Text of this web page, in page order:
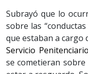
Subrayó que lo
sobre las
que estaban a cargo
Servicio
se cometieran